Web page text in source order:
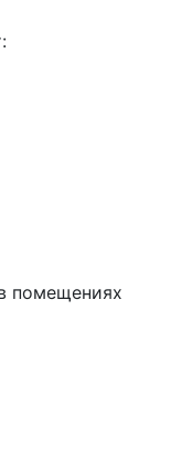
помещениях